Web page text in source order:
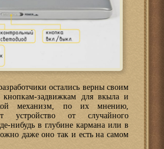
остались верны своим
задвижкам для вкыла и
механизм, по их мнению,
устройство от случайного
нибудь в глубине кармана или в
даже оно так и есть на самом